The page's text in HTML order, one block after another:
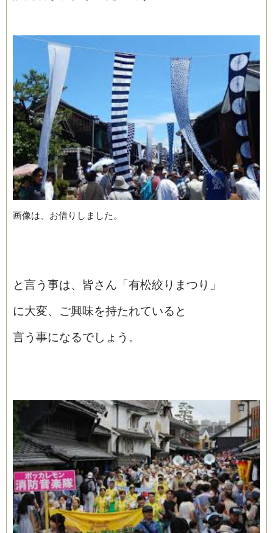
画像は、お借りしました。
と言う事は、皆さん「有松絞りまつり」
に大変、ご興味を持たれていると
言う事になるでしょう。